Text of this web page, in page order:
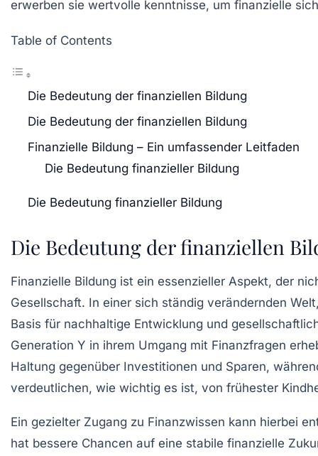
Table of Contents
Die Bedeutung der finanziellen Bildung
Die Bedeutung der finanziellen Bildung
Finanzielle Bildung – Ein umfassender Leitfaden
Die Bedeutung finanzieller Bildung
Die Bedeutung finanzieller Bildung
Die Bedeutung der finanziellen
Finanzielle Bildung ist ein essenzieller Aspekt, der
Gesellschaft. In einer sich ständig verändernden
Basis für nachhaltige Entwicklung und
Generation Y in ihrem Umgang mit Finanzfragen
Haltung gegenüber Investitionen und Sparen,
verdeutlichen, wie wichtig es ist, von frühester
Ein gezielter Zugang zu Finanzwissen kann hierbei
hat bessere Chancen auf eine stabile finanzielle